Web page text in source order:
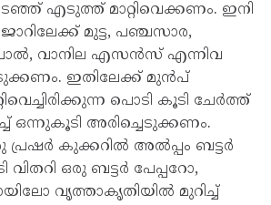
എടുത്ത് മാറ്റിവെക്കണം. ഇനി
മുട്ട, പഞ്ചസാര,
പാൽ, വാനില എസൻസ് എന്നിവ
ഇതിലേക്ക് മുൻപ്
പൊടി കൂടി ചേ‍ർത്ത്
ഒന്നുകൂടി അരിച്ചെടുക്കണം.
കുക്കറിൽ അൽപ്പം ബട്ടർ
വിതറി ഒരു ബട്ടർ പേപ്പറോ,
വൃത്താകൃതിയിൽ മുറിച്ച്